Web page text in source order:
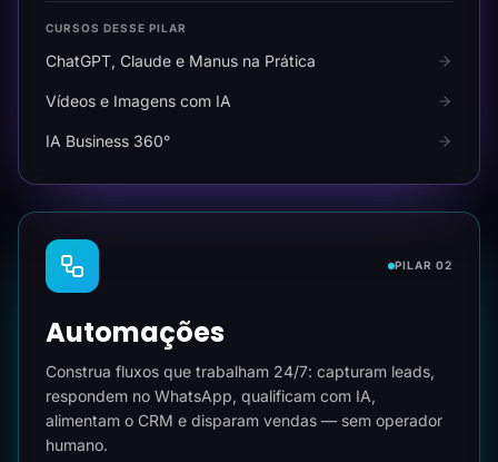
CURSOS DESSE PILAR
ChatGPT, Claude e Manus na Prática
Vídeos e Imagens com IA
IA Business 360°
PILAR 02
Automações
Construa fluxos que trabalham 24/7: capturam leads,
respondem no WhatsApp, qualificam com IA,
alimentam o CRM e disparam vendas — sem operador
humano.